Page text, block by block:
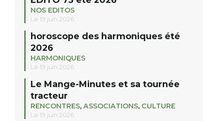
NOS EDITOS
Le 19 juin 2026
horoscope des harmoniques été
2026
HARMONIQUES
Le 19 juin 2026
Le Mange-Minutes et sa tournée
tracteur
RENCONTRES, ASSOCIATIONS, CULTURE
Le 19 juin 2026